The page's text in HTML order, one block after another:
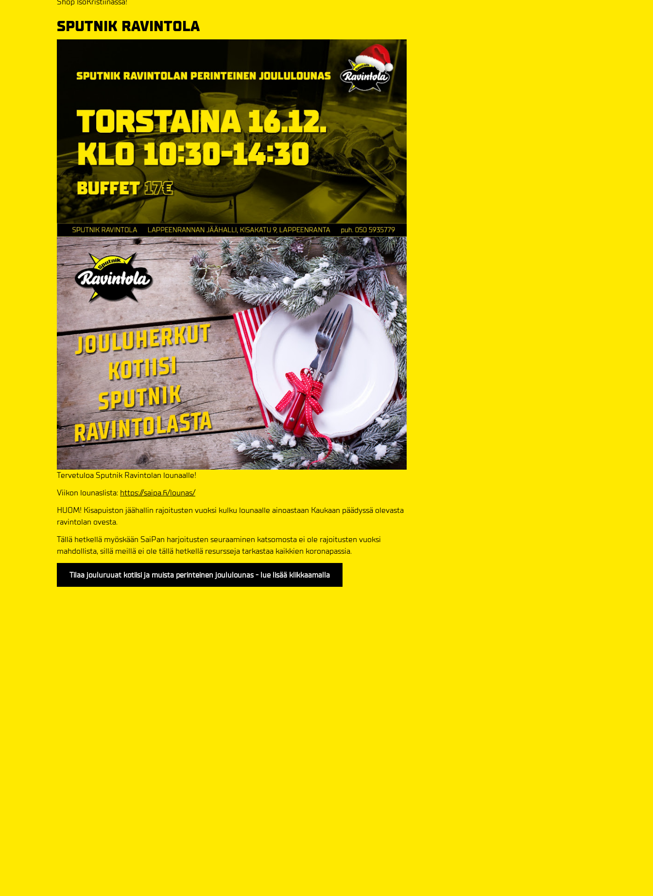
SPUTNIK RAVINTOLA
Tervetuloa Sputnik Ravintolan lounaalle!
Viikon lounaslista: https://saipa.fi/lounas/
HUOM! Kisapuiston jäähallin rajoitusten vuoksi kulku lounaalle ainoastaan Kaukaan päädyssä olevasta
ravintolan ovesta.
Tällä hetkellä myöskään SaiPan harjoitusten seuraaminen katsomosta ei ole rajoitusten vuoksi
mahdollista, sillä meillä ei ole tällä hetkellä resursseja tarkastaa kaikkien koronapassia.
Tilaa jouluruuat kotiisi ja muista perinteinen joululounas - lue lisää klikkaamalla